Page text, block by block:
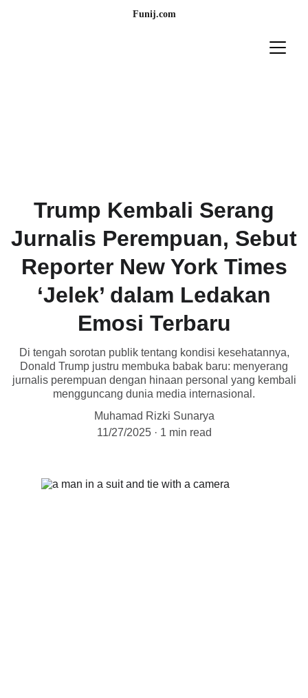
Funij.com
Trump Kembali Serang
Jurnalis Perempuan, Sebut
Reporter New York Times
‘Jelek’ dalam Ledakan
Emosi Terbaru
Di tengah sorotan publik tentang kondisi kesehatannya,
Donald Trump justru membuka babak baru: menyerang
jurnalis perempuan dengan hinaan personal yang kembali
mengguncang dunia media internasional.
Muhamad Rizki Sunarya
11/27/2025
1 min read